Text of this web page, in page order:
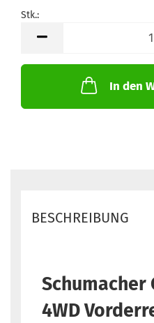
Stk.:
In den
BESCHREIBUNG
Schumacher
4WD